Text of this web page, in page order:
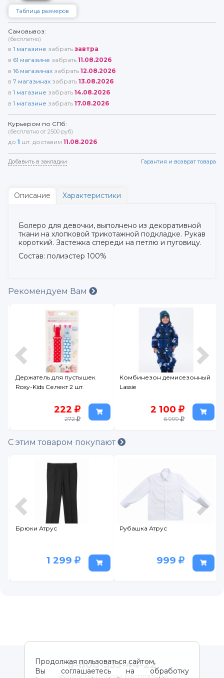
Таблица размеров
Самовывоз:
(бесплатно)
в 1 магазине забрать завтра
в 61 магазине забрать 11.08.2026
в 16 магазинах забрать 12.08.2026
в 7 магазинах забрать 13.08.2026
в 1 магазине забрать 14.08.2026
в 1 магазине забрать 17.08.2026
Курьером по СПб:
(бесплатно от 2500 руб)
до 1 шт. доставим 11.08.2026
Добавить в закладки Гарантия и возврат товара
Описание Характеристики
Болеро для девочки, выполнено из декоративной
ткани на хлопковой трикотажной подкладке. Рукав
короткий. Застежка спереди на петлю и пуговицу.
Состав: полиэстер 100%
Рекомендуем Вам
Держатель для пустышек
Roxy-Kids Селект 2 шт.
222
272
Комбинезон демисезонный
Lassie
2 100
6 999
С этим товаром покупают
Брюки Атрус
1 299
Рубашка Атрус
999
Продолжая пользоваться сайтом,
Вы соглашаетесь на обработку
8-800-333-44-22